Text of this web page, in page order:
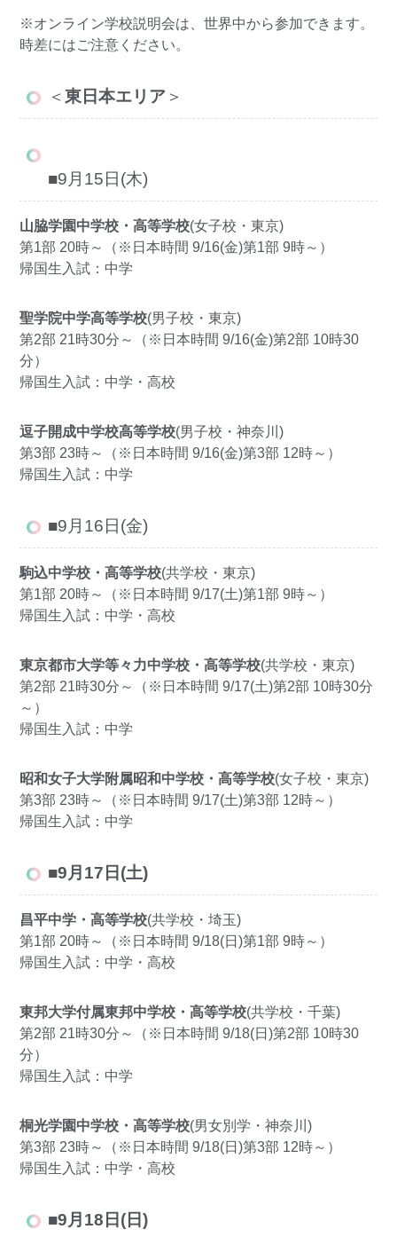
※オンライン学校説明会は、世界中から参加できます。
時差にはご注意ください。
＜東日本エリア ＞
■9月15日(木)
山脇学園中学校・高等学校(女子校・東京)
第1部 20時～（※日本時間 9/16(金)第1部 9時～）
帰国生入試：中学
聖学院中学高等学校(男子校・東京)
第2部 21時30分～（※日本時間 9/16(金)第2部 10時30
分）
帰国生入試：中学・高校
逗子開成中学校高等学校(男子校・神奈川)
第3部 23時～（※日本時間 9/16(金)第3部 12時～）
帰国生入試：中学
■9月16日(金)
駒込中学校・高等学校(共学校・東京)
第1部 20時～（※日本時間 9/17(土)第1部 9時～）
帰国生入試：中学・高校
東京都市大学等々力中学校・高等学校(共学校・東京)
第2部 21時30分～（※日本時間 9/17(土)第2部 10時30分
～）
帰国生入試：中学
昭和女子大学附属昭和中学校・高等学校(女子校・東京)
第3部 23時～（※日本時間 9/17(土)第3部 12時～）
帰国生入試：中学
■9月17日(土)
昌平中学・高等学校(共学校・埼玉)
第1部 20時～（※日本時間 9/18(日)第1部 9時～）
帰国生入試：中学・高校
東邦大学付属東邦中学校・高等学校(共学校・千葉)
第2部 21時30分～（※日本時間 9/18(日)第2部 10時30
分）
帰国生入試：中学
桐光学園中学校・高等学校(男女別学・神奈川)
第3部 23時～（※日本時間 9/18(日)第3部 12時～）
帰国生入試：中学・高校
■9月18日(日)